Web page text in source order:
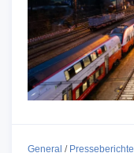
General / Presseberichte